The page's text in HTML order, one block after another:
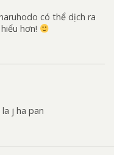
có thể dịch ra
hơn!
j ha pan